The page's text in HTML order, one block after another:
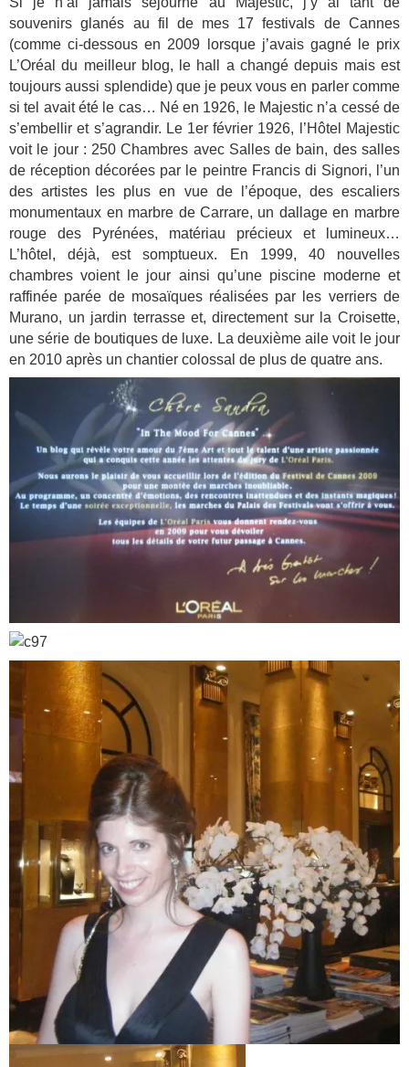
souvenirs glanés au fil de mes 17 festivals de Cannes
(comme ci-dessous en 2009 lorsque j’avais gagné le prix
L’Oréal du meilleur blog, le hall a changé depuis mais est
toujours aussi splendide) que je peux vous en parler comme
si tel avait été le cas… Né en 1926, le Majestic n’a cessé de
s’embellir et s’agrandir. Le 1er février 1926, l’Hôtel Majestic
voit le jour : 250 Chambres avec Salles de bain, des salles
de réception décorées par le peintre Francis di Signori, l’un
des artistes les plus en vue de l’époque, des escaliers
monumentaux en marbre de Carrare, un dallage en marbre
rouge des Pyrénées, matériau précieux et lumineux…
L’hôtel, déjà, est somptueux. En 1999, 40 nouvelles
chambres voient le jour ainsi qu’une piscine moderne et
raffinée parée de mosaïques réalisées par les verriers de
Murano, un jardin terrasse et, directement sur la Croisette,
une série de boutiques de luxe. La deuxième aile voit le jour
en 2010 après un chantier colossal de plus de quatre ans.